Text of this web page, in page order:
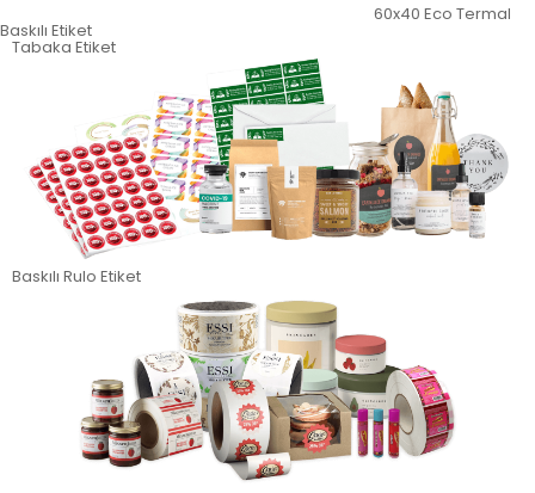
60x40 Eco Termal
Baskılı Etiket
Tabaka Etiket
Baskılı Rulo Etiket